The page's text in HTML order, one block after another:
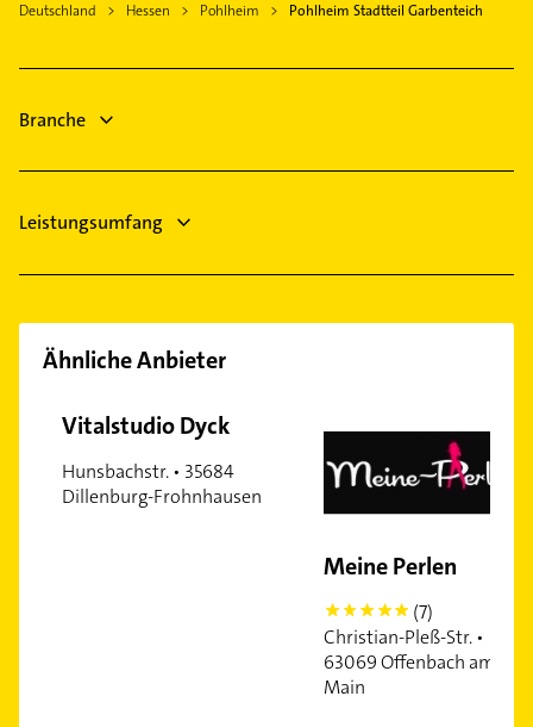
Wetzlar
Elektro Reparatur
Maler
Deutschland
Hessen Pohlheim Pohlheim Stadtteil Garbenteich
Branche
Leistungsumfang
Ähnliche Anbieter
Vitalstudio Dyck
Hunsbachstr. • 35684
Dillenburg-Frohnhausen
Meine Perlen
5
(7)
Christian-Pleß-Str. •
63069 Offenbach am
Main